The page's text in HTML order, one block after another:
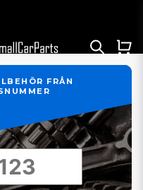
FRÅN